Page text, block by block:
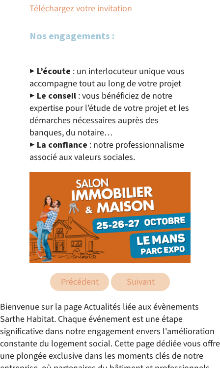
Téléchargez votre invitation
Nos engagements :
▶ L’écoute : un interlocuteur unique vous
accompagne tout au long de votre projet
▶ Le conseil : vous bénéficiez de notre
expertise pour l’étude de votre projet et les
démarches nécessaires auprès des
banques, du notaire…
▶ La confiance : notre professionnalisme
associé aux valeurs sociales.
Précédent Suivant
Bienvenue sur la page Actualités liée aux évènements
Sarthe Habitat. Chaque événement est une étape
significative dans notre engagement envers l'amélioration
constante du logement social. Cette page dédiée vous offre
une plongée exclusive dans les moments clés de notre